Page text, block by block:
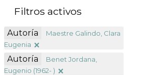
Filtros activos
Autoría
Maestre Galindo, Clara
Eugenia
Autoría
Benet Jordana,
Eugenio (1962- )